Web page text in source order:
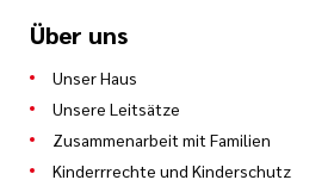
Über uns
Unser Haus
Unsere Leitsätze
Zusammenarbeit mit Familien
Kinderrrechte und Kinderschutz